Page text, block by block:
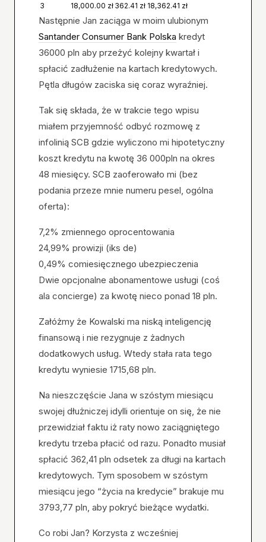
3
18,000.00 zł 362.41 zł 18,362.41 zł
Następnie Jan zaciąga w moim ulubionym
Santander Consumer Bank Polska kredyt
36000 pln aby przeżyć kolejny kwartał i
spłacić zadłużenie na kartach kredytowych.
Pętla długów zaciska się coraz wyraźniej.
Tak się składa, że w trakcie tego wpisu
miałem przyjemność odbyć rozmowę z
infolinią SCB gdzie wyliczono mi hipotetyczny
koszt kredytu na kwotę 36 000pln na okres
48 miesięcy. SCB zaoferowało mi (bez
podania przeze mnie numeru pesel, ogólna
oferta):
7,2% zmiennego oprocentowania
24,99% prowizji (iks de)
0,49% comiesięcznego ubezpieczenia
Dwie opcjonalne abonamentowe usługi (coś
ala concierge) za kwotę nieco ponad 18 pln.
Załóżmy że Kowalski ma niską inteligencję
finansową i nie rezygnuje z żadnych
dodatkowych usług. Wtedy stała rata tego
kredytu wyniesie 1715,68 pln.
Na nieszczęście Jana w szóstym miesiącu
swojej dłużniczej idylli orientuje on się, że nie
przewidział faktu iż raty nowo zaciągniętego
kredytu trzeba płacić od razu. Ponadto musiał
spłacić 362,41 pln odsetek za długi na kartach
kredytowych. Tym sposobem w szóstym
miesiącu jego “życia na kredycie” brakuje mu
3793,77 pln, aby pokryć bieżące wydatki.
Co robi Jan? Korzysta z wcześniej